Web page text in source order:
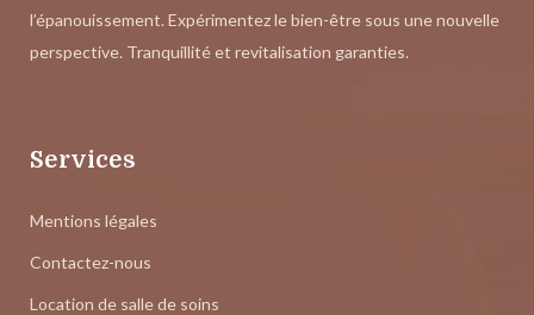
l’épanouissement. Expérimentez le bien-être sous une nouvelle
perspective. Tranquillité et revitalisation garanties.
Services
Mentions légales
Contactez-nous
Location de salle de soins